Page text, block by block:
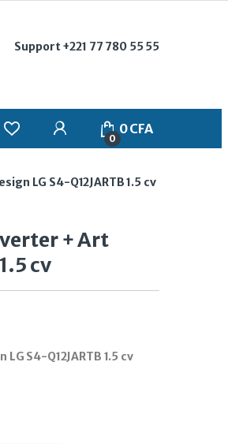
Support +221 77 780 55 55
My Account
0
0CFA
LG S4-Q12JARTB 1.5 cv
+ Art
cv
S4-Q12JARTB 1.5 cv